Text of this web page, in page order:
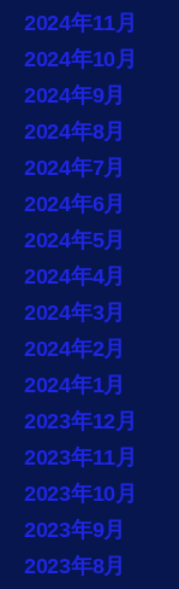
2024年11月
2024年10月
2024年9月
2024年8月
2024年7月
2024年6月
2024年5月
2024年4月
2024年3月
2024年2月
2024年1月
2023年12月
2023年11月
2023年10月
2023年9月
2023年8月